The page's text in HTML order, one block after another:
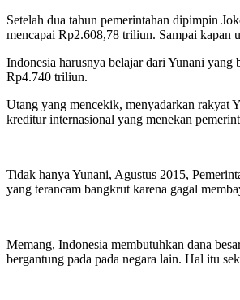
Setelah dua tahun pemerintahan dipimpin
mencapai Rp2.608,78 triliun. Sampai kapan
Indonesia harusnya belajar dari Yunani
Rp4.740 triliun.
Utang yang mencekik, menyadarkan rakyat
kreditur internasional yang menekan
Tidak hanya Yunani, Agustus 2015,
yang terancam bangkrut karena gagal
Memang, Indonesia membutuhkan dana
bergantung pada pada negara lain. Hal itu